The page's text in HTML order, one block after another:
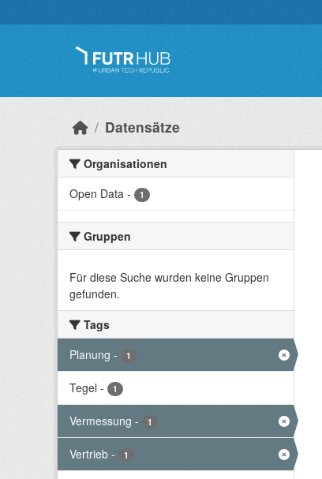
Datensätze
Organisationen
Open Data - 1
Gruppen
Für diese Suche wurden keine Gruppen
gefunden.
Tags
Planung - 1
Tegel - 1
Vermessung - 1
Vertrieb - 1